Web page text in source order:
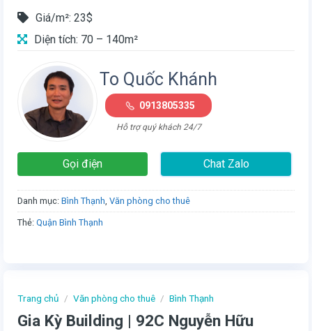
Trang chủ / Văn phòng cho thuê / Bình Thạnh
Gia Kỳ Building | 92C Nguyễn Hữu
Giá/m²: 23$
Diện tích: 70 – 140m²
To Quốc Khánh
0913805335
Hỗ trợ quý khách 24/7
Gọi điện Chat Zalo
Danh mục: Bình Thạnh, Văn phòng cho thuê
Thẻ: Quận Bình Thạnh